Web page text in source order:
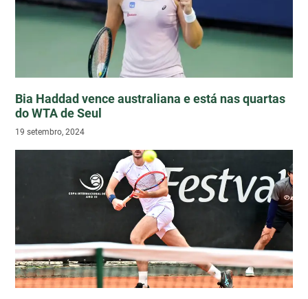
Bia Haddad vence australiana e está nas quartas
do WTA de Seul
19 setembro, 2024